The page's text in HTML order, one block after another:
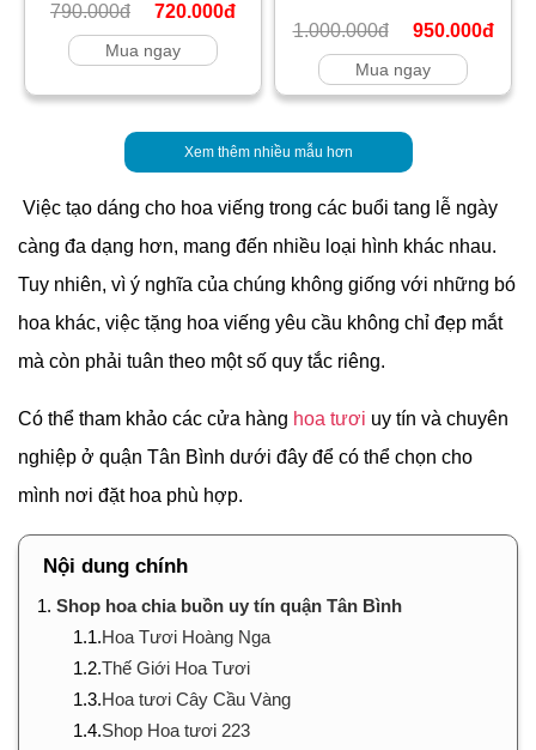
790.000đ 720.000đ
Mua ngay
1.000.000đ 950.000đ
Mua ngay
Xem thêm nhiều mẫu hơn
Việc tạo dáng cho hoa viếng trong các buổi tang lễ ngày
càng đa dạng hơn, mang đến nhiều loại hình khác nhau.
Tuy nhiên, vì ý nghĩa của chúng không giống với những bó
hoa khác, việc tặng hoa viếng yêu cầu không chỉ đẹp mắt
mà còn phải tuân theo một số quy tắc riêng.
Có thể tham khảo các cửa hàng hoa tươi uy tín và chuyên
nghiệp ở quận Tân Bình dưới đây để có thể chọn cho
mình nơi đặt hoa phù hợp.
Nội dung chính
1. Shop hoa chia buồn uy tín quận Tân Bình
1.1.Hoa Tươi Hoàng Nga
1.2.Thế Giới Hoa Tươi
1.3.Hoa tươi Cây Cầu Vàng
1.4.Shop Hoa tươi 223